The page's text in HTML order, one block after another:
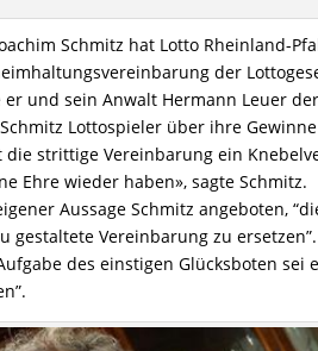
Schmitz hat Lotto Rheinland-
der
und sein Anwalt Hermann Leuer
Lottospieler über ihre
strittige Vereinbarung ein
Ehre wieder haben», sagte Schmitz.
Aussage Schmitz angeboten,
Vereinbarung zu
des einstigen Glücksboten sei